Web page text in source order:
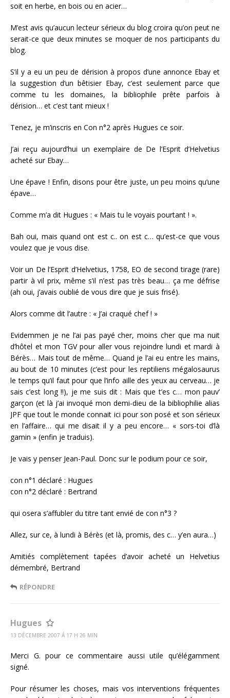
soit en herbe, en bois ou en acier…
M’est avis qu’aucun lecteur sérieux du blog croira qu’on peut ne
serait-ce que deux minutes se moquer de nos participants du
blog.
S’il y a eu un peu de dérision à propos d’une annonce Ebay et
la suggestion d’un bêtisier Ebay, c’est seulement parce que
comme tu les domaines, la bibliophile prête parfois à
dérision… et c’est tant mieux !
Tenez, je m’inscris en Con n°2 après Hugues ce soir.
J’ai reçu aujourd’hui un exemplaire de De l’Esprit d’Helvetius
acheté sur Ebay…
Une épave ! Enfin, disons pour être juste, un peu moins qu’une
épave…
Comme m’a dit Hugues : « Mais tu le voyais pourtant ! ».
Bah oui, mais quand ont est c.. on est c… qu’est-ce que vous
voulez que je vous dise.
Voir un De l’Esprit d’Helvetius, 1758, EO de second tirage (rare)
partir à vil prix, même s’il n’est pas très beau… ça me défrise
(ah oui, j’avais oublié de vous dire que je suis frisé).
Alors comme dit l’autre : « J’ai craqué chef ! »
Evidemmen je ne l’ai pas payé cher, moins cher que ma nuit
d’hôtel et mon TGV pour aller vous rejoindre lundi et mardi à
Bérès… Mais tout de même… Quand je l’ai eu entre les mains,
au bout de 10 minutes (c’est pour les reptiliens mégalosaurus
le temps qu’il faut pour que l’info aille des yeux au cerveau… je
sais c’est long !!), je me suis dit : Mais que t’es c… mon pauv’
garçon (et là j’ai invoqué mon demi-dieu de la bibliophilie alias
JPF que tout le monde connait ici pour son posé et son sérieux
en l’affaire… qui me disait il y a peu encore… « sors-toi d’là
gamin » (enfin je traduis).
Je vais y penser Jean-Paul. Donc sur le podium pour ce soir,
con n°1 déclaré : Hugues
con n°2 déclaré : Bertrand
qui osera s’affubler du titre tant envié de con n°3 ?
Allez, sur ce, à lundi à Bérès (et là, promis, des c… y’en aura…)
Amitiés complètement tapées d’avoir acheté un Helvetius
démembré, Bertrand
RÉPONDRE
Hugues
13 DÉCEMBRE 2007 Á 17 H 26 MIN
Merci G. pour ce commentaire aussi utile qu’élégamment
signé.
Pour résumer les choses, mais vos interventions fréquentes